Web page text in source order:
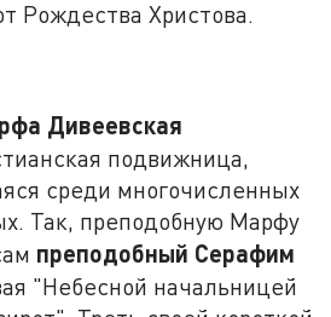
Рождества Христова.
Дивеевская
подвижница,
среди многочисленных
Так, преподобную Марфу
преподобный Серафим
"Небесной начальницей